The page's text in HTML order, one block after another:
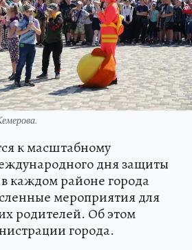
к масштабному
дня защиты
каждом районе города
мероприятия для
родителей. Об этом
города.